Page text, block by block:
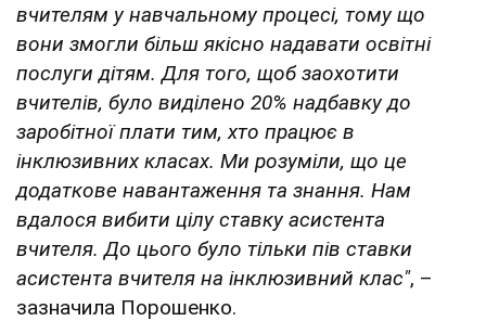
вчителям у навчальному процесі, тому що
вони змогли більш якісно надавати освітні
послуги дітям. Для того, щоб заохотити
вчителів, було виділено 20% надбавку до
заробітної плати тим, хто працює в
інклюзивних класах. Ми розуміли, що це
додаткове навантаження та знання. Нам
вдалося вибити цілу ставку асистента
вчителя. До цього було тільки пів ставки
асистента вчителя на інклюзивний клас", –
зазначила Порошенко.